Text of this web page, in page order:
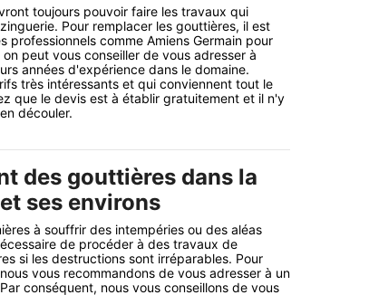
toujours pouvoir faire les travaux qui
Pour remplacer les gouttières, il est
professionnels comme Amiens Germain pour
peut vous conseiller de vous adresser à
années d'expérience dans le domaine.
très intéressants et qui conviennent tout le
que le devis est à établir gratuitement et il n'y
découler.
des gouttières dans la
ses environs
à souffrir des intempéries ou des aléas
de procéder à des travaux de
si les destructions sont irréparables. Pour
vous recommandons de vous adresser à un
conséquent, nous vous conseillons de vous